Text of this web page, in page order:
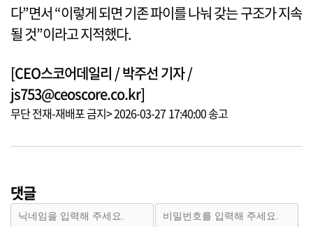
다”면서 “이렇게 되면 기존 파이를 나눠 갖는 구조가 지속
될 것”이라고 지적했다.
[CEO스코어데일리 / 박주선 기자 /
js753@ceoscore.co.kr]
무단 전재-재배포 금지> 2026-03-27 17:40:00 송고
댓글